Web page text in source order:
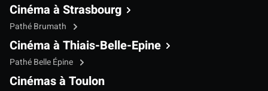
Cinéma à Strasbourg
Pathé Brumath
Cinéma à Thiais-Belle-Epine
Pathé Belle Épine
Cinémas à Toulon